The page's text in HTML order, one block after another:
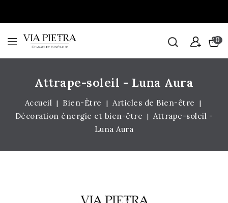
0
Attrape-soleil - Luna Aura
Accueil Bien-Être
Articles de Bien-être
Décoration énergie et bien-être
Attrape-soleil -
Luna Aura